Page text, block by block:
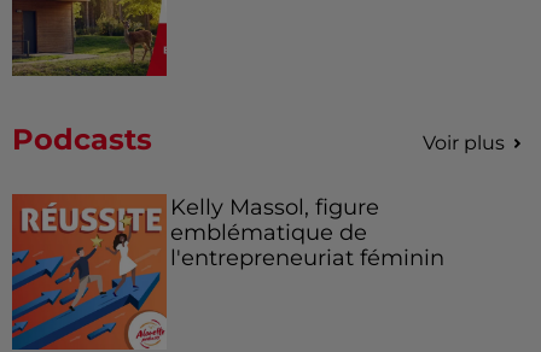
Podcasts Voir plus
Kelly Massol, figure
emblématique de
l'entrepreneuriat féminin